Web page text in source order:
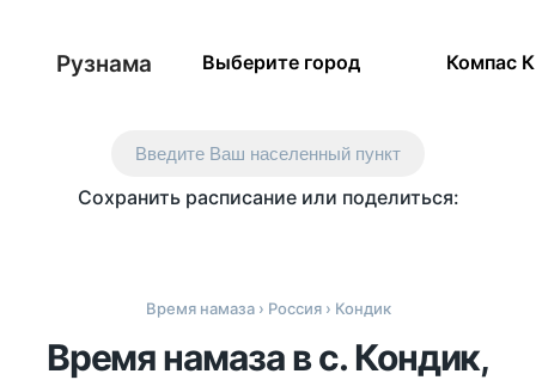
Рузнама Выберите город Компас
Введите Ваш населенный пункт
Сохранить расписание или поделиться:
Время намаза› Россия› Кондик
Время намаза в с. Кондик,